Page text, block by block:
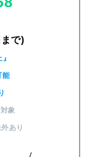
で)
能
象
あり